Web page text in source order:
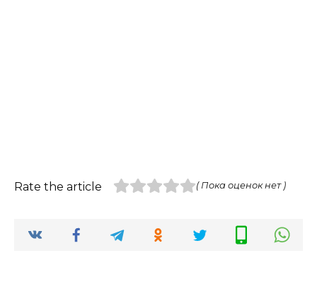
Rate the article ( Пока оценок нет )